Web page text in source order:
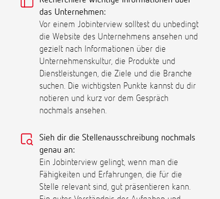
das Unternehmen:
Vor einem Jobinterview solltest du unbedingt
die Website des Unternehmens ansehen und
gezielt nach Informationen über die
Unternehmenskultur, die Produkte und
Dienstleistungen, die Ziele und die Branche
suchen. Die wichtigsten Punkte kannst du dir
notieren und kurz vor dem Gespräch
nochmals ansehen.
Sieh dir die Stellenausschreibung nochmals
genau an:
Ein Jobinterview gelingt, wenn man die
Fähigkeiten und Erfahrungen, die für die
Stelle relevant sind, gut präsentieren kann.